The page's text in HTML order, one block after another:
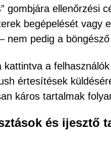
gombjára ellenőrzési
begépelését vagy
nem pedig a
kattintva a
értesítések
káros tartalmak
és ijesztő